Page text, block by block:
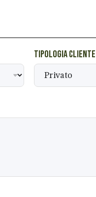
Tipologia cliente